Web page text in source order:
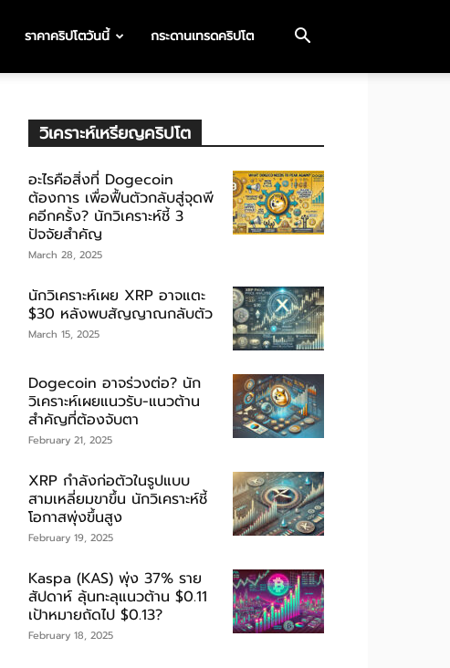
ราคาคริปโตวันนี้ กระดานเทรดคริปโต
วิเคราะห์เหรียญคริปโต
อะไรคือสิ่งที่ Dogecoin
ต้องการ เพื่อฟื้นตัวกลับสู่จุดพี
คอีกครั้ง? นักวิเคราะห์ชี้ 3
ปัจจัยสำคัญ
March 28, 2025
นักวิเคราะห์เผย XRP อาจแตะ
$30 หลังพบสัญญาณกลับตัว
March 15, 2025
Dogecoin อาจร่วงต่อ? นัก
วิเคราะห์เผยแนวรับ-แนวต้าน
สำคัญที่ต้องจับตา
February 21, 2025
XRP กำลังก่อตัวในรูปแบบ
สามเหลี่ยมขาขึ้น นักวิเคราะห์ชี้
โอกาสพุ่งขึ้นสูง
February 19, 2025
Kaspa (KAS) พุ่ง 37% ราย
สัปดาห์ ลุ้นทะลุแนวต้าน $0.11
เป้าหมายถัดไป $0.13?
February 18, 2025